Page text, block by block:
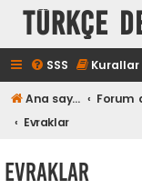
TÜRKÇE
SSS Kurallar
Ana sayfa
Evraklar
Evraklar